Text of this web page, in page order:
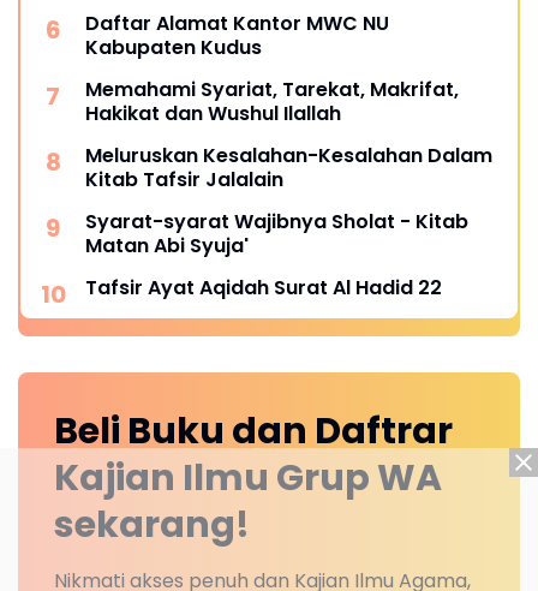
Daftar Alamat Kantor MWC NU
Kabupaten Kudus
Memahami Syariat, Tarekat, Makrifat,
Hakikat dan Wushul Ilallah
Meluruskan Kesalahan-Kesalahan Dalam
Kitab Tafsir Jalalain
Syarat-syarat Wajibnya Sholat - Kitab
Matan Abi Syuja'
Tafsir Ayat Aqidah Surat Al Hadid 22
Beli Buku dan Daftrar
Kajian Ilmu Grup WA
sekarang!
Nikmati akses penuh dan Kajian Ilmu Agama,